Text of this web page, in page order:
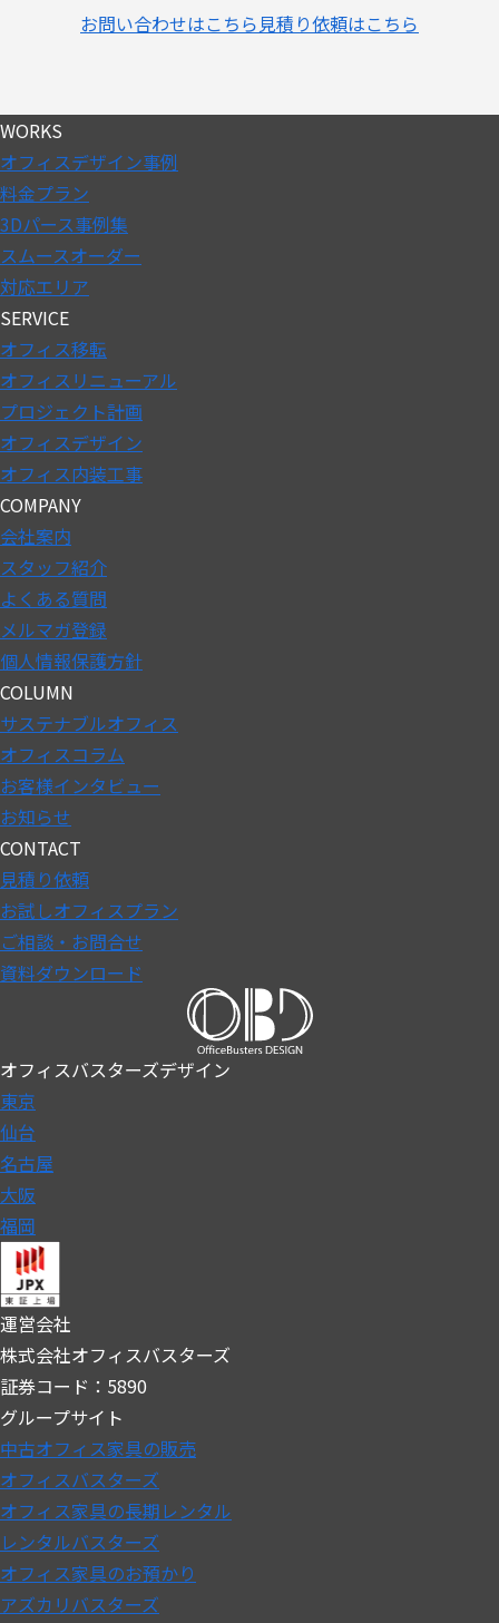
お問い合わせはこちら 見積り依頼はこちら
WORKS
オフィスデザイン事例
料金プラン
3Dパース事例集
スムースオーダー
対応エリア
SERVICE
オフィス移転
オフィスリニューアル
プロジェクト計画
オフィスデザイン
オフィス内装工事
COMPANY
会社案内
スタッフ紹介
よくある質問
メルマガ登録
個人情報保護方針
COLUMN
サステナブルオフィス
オフィスコラム
お客様インタビュー
お知らせ
CONTACT
見積り依頼
お試しオフィスプラン
ご相談・お問合せ
資料ダウンロード
オフィスバスターズデザイン
東京
仙台
名古屋
大阪
福岡
運営会社
株式会社オフィスバスターズ
証券コード：5890
グループサイト
中古オフィス家具の販売
オフィスバスターズ
オフィス家具の長期レンタル
レンタルバスターズ
オフィス家具のお預かり
アズカリバスターズ